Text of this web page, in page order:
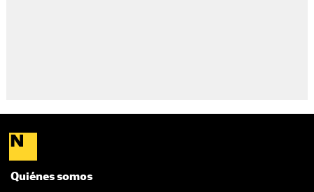
Quiénes somos